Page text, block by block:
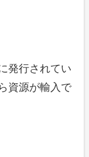
発行されてい
資源が輸入で